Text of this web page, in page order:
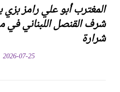
المغترب أبو علي رامز
شرف القنصل اللبناني في
شرارة
2026-07-25